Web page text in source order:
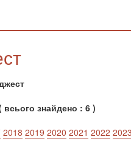
всього знайдено : 6 )
2018 2019 2020 2021 2022